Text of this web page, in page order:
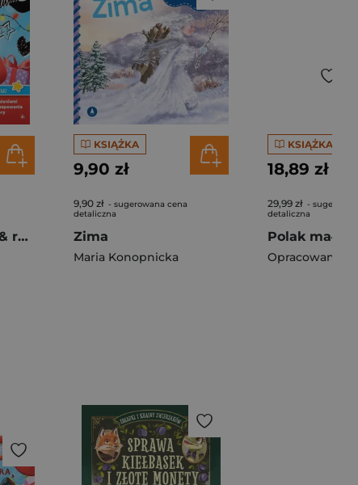
Mikołaj. Zadanka & rzepiki
KSIĄŻKA
9,90 zł
9,90 zł - sugerowana cena
detaliczna
Zima
Maria Konopnicka
KSIĄŻKA
18,89 zł
29,99 zł -
detaliczna
Polak mały
Opracowanie